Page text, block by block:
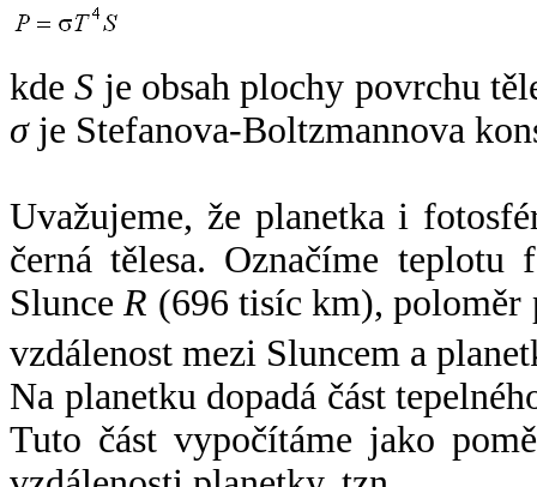
kdeS je obsah plochy povrchu
σje Stefanova-Boltzmannova
Uvažujeme, že planetka i
černá tělesa. Označíme
SlunceR (696 tisíc km),
vzdálenost mezi Sluncem a
Na planetku dopadá část
Tuto část vypočítáme jako